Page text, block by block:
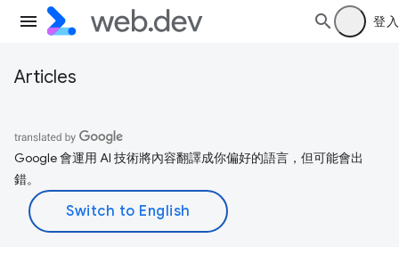
登入
Articles
Google 會運用 AI 技術將內容翻譯成你偏好的語言，但可能會出
錯。